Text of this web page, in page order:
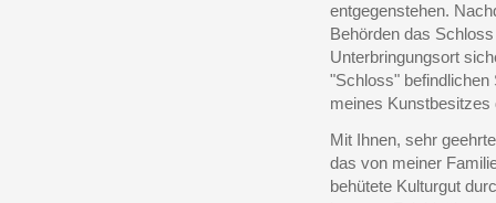
entgegenstehen.
Behörden das
Unterbringungsort
"Schloss" befindlichen
meines Kunstbesitzes
Mit Ihnen, sehr
das von meiner
behütete Kulturgut